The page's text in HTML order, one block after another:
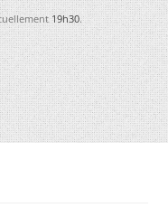
19h30.